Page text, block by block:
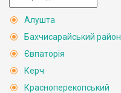
Алушта
Бахчисарайський район
Євпаторія
Керч
Красноперекопський